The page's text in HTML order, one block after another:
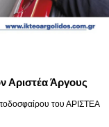
Αριστέα Άργους
του ΑΡΙΣΤΕΑ